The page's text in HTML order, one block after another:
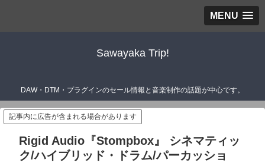
MENU
Sawayaka Trip!
DAW・DTM・プラグインのセール情報と音楽制作の話題が中心です。
記事内に広告が含まれる場合があります
Rigid Audio『Stompbox』 シネマティッ
ク/ハイブリッド・ドラム/パーカッショ